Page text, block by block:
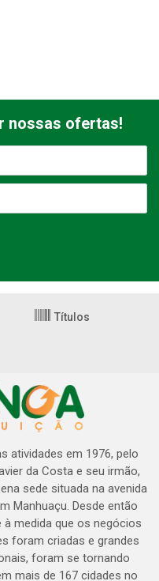
nossas ofertas!
Títulos
atividades em 1976, pelo
da Costa e seu irmão,
sede situada na avenida
Manhuaçu. Desde então
medida que os negócios
foram criadas e grandes
foram se tornando
mais de 167 cidades no